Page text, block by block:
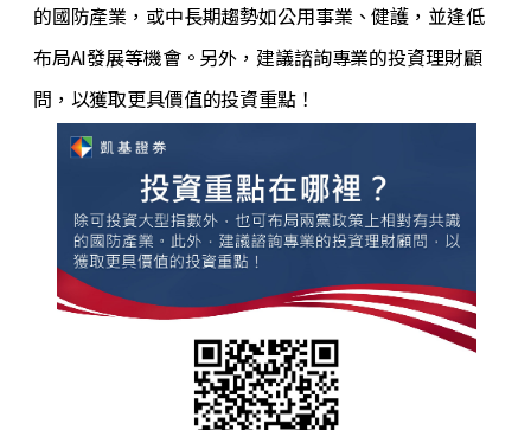
的國防產業，或中長期趨勢如公用事業、健護，並逢低
布局AI發展等機會。另外，建議諮詢專業的投資理財顧
問，以獲取更具價值的投資重點！